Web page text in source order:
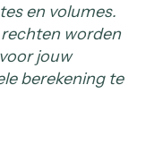
en volumes.
worden
jouw
berekening te